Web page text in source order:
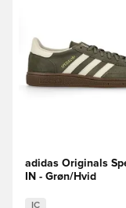
adidas Originals
IN - Grøn/Hvid
IC